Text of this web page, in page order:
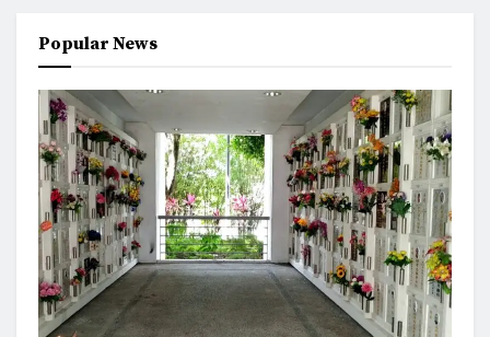
Popular News